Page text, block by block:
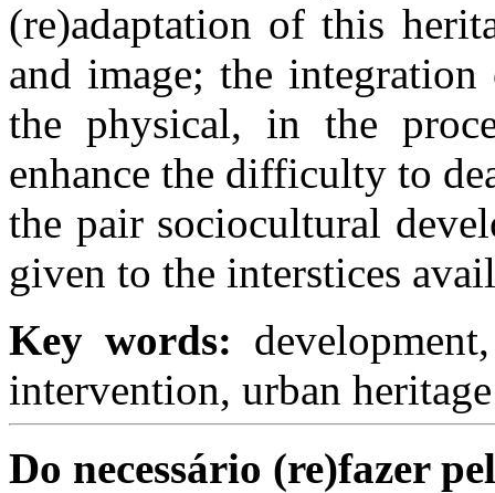
(re)adaptation of this
and image; the
the physical, in the
enhance the difficulty to
the pair sociocultural
given to the interstices
Key words:
intervention, urban heritage
Do necessário (re)fazer